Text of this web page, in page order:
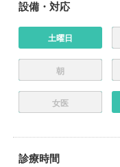
設備・対応
土曜日
朝
女医
診療時間